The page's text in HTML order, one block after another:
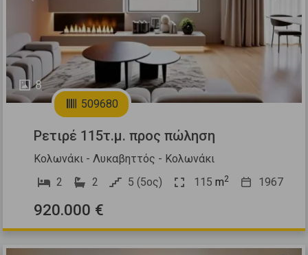
8
509680
Ρετιρέ 115τ.μ. προς πώληση
Κολωνάκι - Λυκαβηττός - Κολωνάκι
2
2 5 (5ος) 115 m2 1967
920.000 €